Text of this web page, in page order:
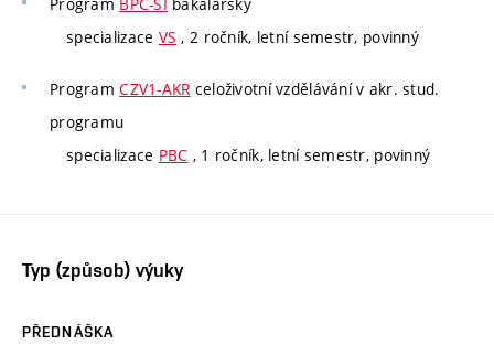
specializace VS , 2 ročník, letní semestr, povinný
ProgramCZV1-AKR celoživotní vzdělávání v akr. stud.
programu
specializace PBC , 1 ročník, letní semestr, povinný
Typ (způsob) výuky
PŘEDNÁŠKA